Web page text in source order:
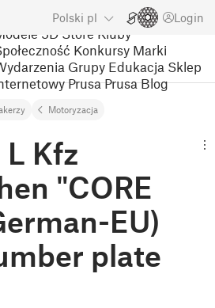
Polski pl Login
3D Store Kluby
Konkursy Marki
Grupy Edukacja Sklep
Prusa Prusa Blog
Motoryzacja
L Kfz
"CORE
EU)
plate